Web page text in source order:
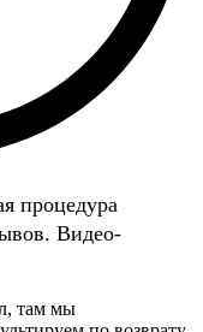
процедура
Видео-
там мы